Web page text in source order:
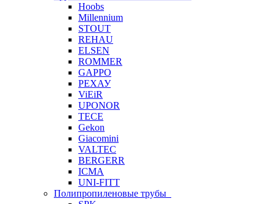
Hoobs
Millennium
STOUT
REHAU
ELSEN
ROMMER
GAPPO
РЕХАУ
ViEiR
UPONOR
TECE
Gekon
Giacomini
VALTEC
BERGERR
ICMA
UNI-FITT
Полипропиленовые трубы